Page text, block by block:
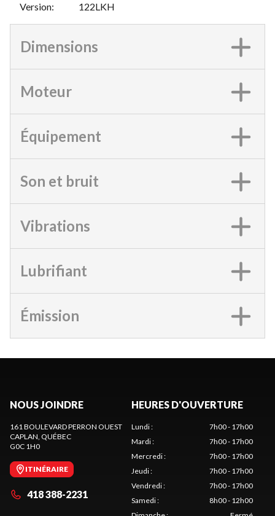
Version: 122LKH
Dimensions
Moteur
Équipement
Son et bruit
Vibrations
Lubrifiant
Émission
NOUS JOINDRE
161 BOULEVARD PERRON OUEST
CAPLAN, QUÉBEC
G0C 1H0
ITINÉRAIRE
418 388-2231
HEURES D'OUVERTURE
Lundi:
7h00 - 17h00
Mardi:
7h00 - 17h00
Mercredi:
7h00 - 17h00
Jeudi:
7h00 - 17h00
Vendredi:
7h00 - 17h00
Samedi:
8h00 - 12h00